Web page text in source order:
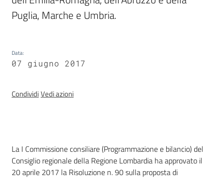
Puglia, Marche e Umbria.
Data:
07 giugno 2017
CondividiVedi azioni
Introduzione
La I Commissione consiliare (Programmazione e bilancio) del
Consiglio regionale della Regione Lombardia ha approvato il
20 aprile 2017 la Risoluzione n. 90 sulla proposta di